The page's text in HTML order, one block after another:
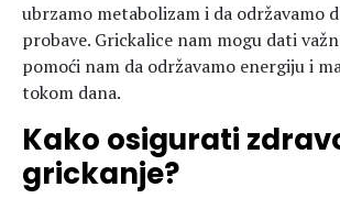
ubrzamo metabolizam i da održavamo
probave. Grickalice nam mogu dati
pomoći nam da održavamo energiju i
tokom dana.
Kako osigurati
grickanje?